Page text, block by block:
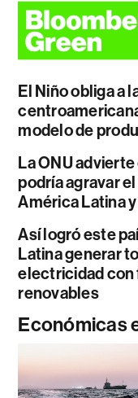
El Niño obliga a
modelo de
La ONU
podría agravar
América Latina
Así logró este
Latina generar
electricidad
renovables
Económicas